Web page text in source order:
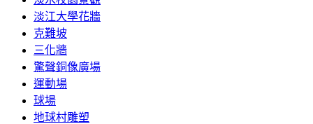
淡江大學花牆
克難坡
三化牆
驚聲銅像廣場
運動場
球場
地球村雕塑